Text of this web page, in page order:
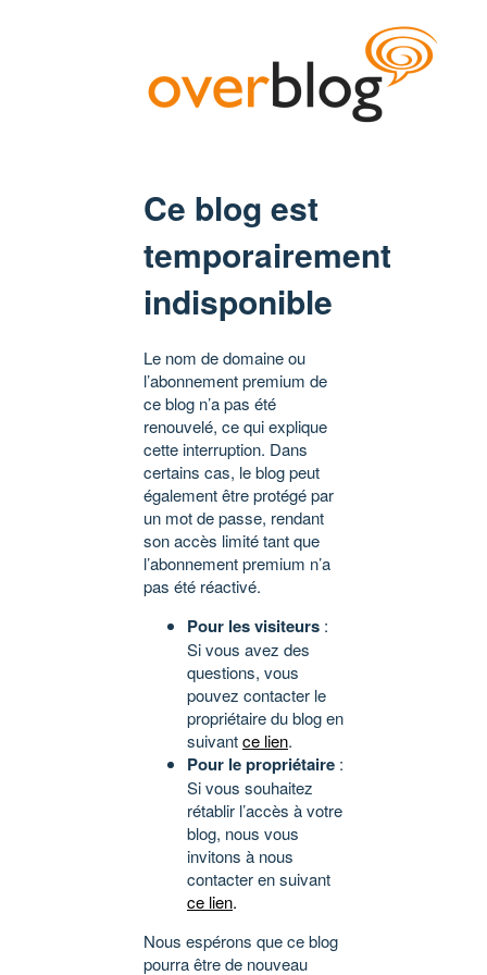
Ce blog est
temporairement
indisponible
Le nom de domaine ou
l’abonnement premium de
ce blog n’a pas été
renouvelé, ce qui explique
cette interruption. Dans
certains cas, le blog peut
également être protégé par
un mot de passe, rendant
son accès limité tant que
l’abonnement premium n’a
pas été réactivé.
Pour les visiteurs :
Si vous avez des
questions, vous
pouvez contacter le
propriétaire du blog en
suivantce lien.
Pour le propriétaire :
Si vous souhaitez
rétablir l’accès à votre
blog, nous vous
invitons à nous
contacter en suivant
ce lien.
Nous espérons que ce blog
pourra être de nouveau